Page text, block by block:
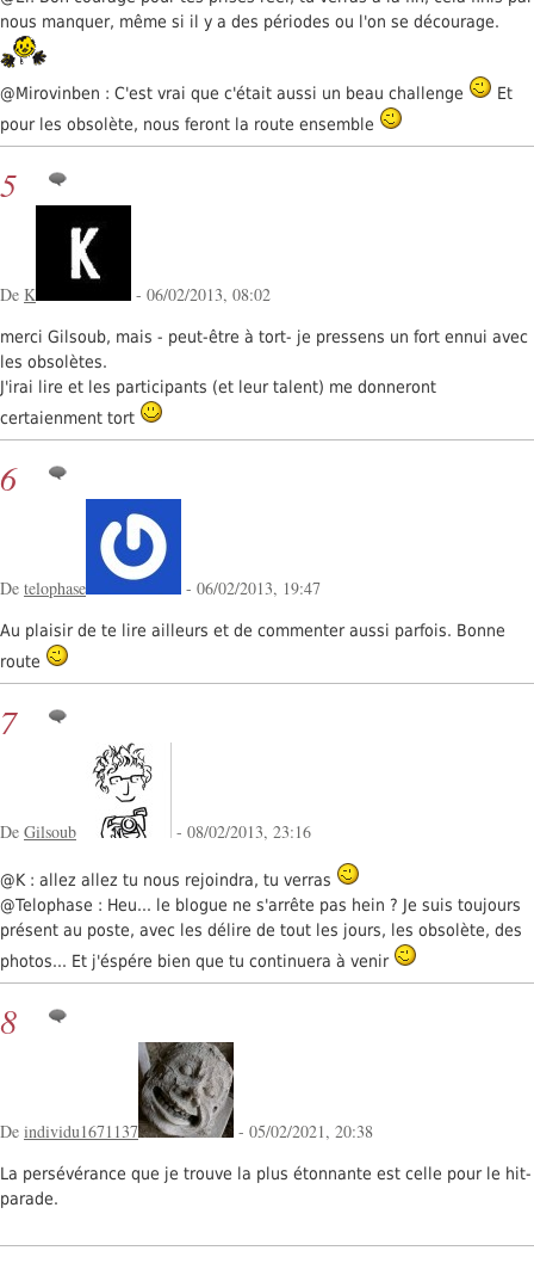
nous manquer, même si il y a des périodes ou l'on se décourage.
@Mirovinben : C'est vrai que c'était aussi un beau challenge
Et
pour les obsolète, nous feront la route ensemble
5
De K - 06/02/2013, 08:02
merci Gilsoub, mais - peut-être à tort- je pressens un fort ennui avec
les obsolètes.
J'irai lire et les participants (et leur talent) me donneront
certaienment tort
6
De telophase - 06/02/2013, 19:47
Au plaisir de te lire ailleurs et de commenter aussi parfois. Bonne
route
7
De Gilsoub - 08/02/2013, 23:16
@K : allez allez tu nous rejoindra, tu verras
@Telophase : Heu... le blogue ne s'arrête pas hein ? Je suis toujours
présent au poste, avec les délire de tout les jours, les obsolète, des
photos... Et j'éspére bien que tu continuera à venir
8
De individu1671137 - 05/02/2021, 20:38
La persévérance que je trouve la plus étonnante est celle pour le hit-
parade.